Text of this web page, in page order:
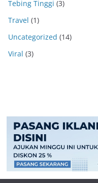
Tebing Tinggi (3)
Travel (1)
Uncategorized (14)
Viral (3)